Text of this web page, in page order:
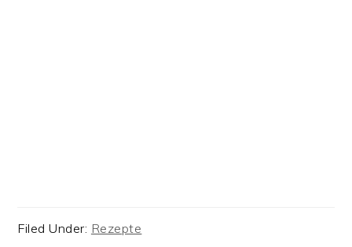
Filed Under: Rezepte